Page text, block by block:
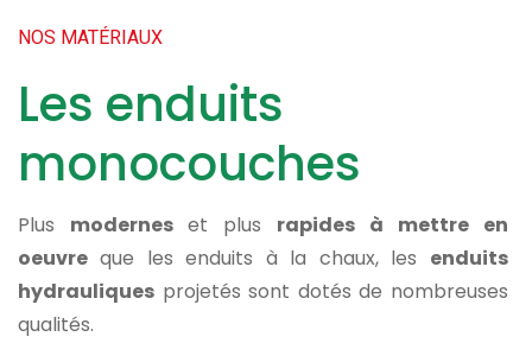
NOS MATÉRIAUX
Les enduits
monocouches
Plus modernes et plus rapides à mettre en
oeuvre que les enduits à la chaux, les enduits
hydrauliques projetés sont dotés de nombreuses
qualités.